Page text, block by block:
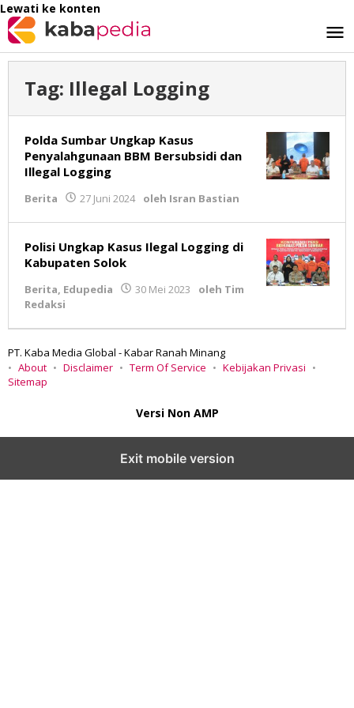
Lewati ke konten
Tag: Illegal Logging
Polda Sumbar Ungkap Kasus
Penyalahgunaan BBM Bersubsidi dan
Illegal Logging
Berita 27 Juni 2024 oleh Isran Bastian
Polisi Ungkap Kasus Ilegal Logging di
Kabupaten Solok
Berita, Edupedia 30 Mei 2023 oleh Tim
Redaksi
PT. Kaba Media Global - Kabar Ranah Minang
About
Disclaimer Term Of Service
Kebijakan Privasi
Sitemap
Versi Non AMP
Exit mobile version